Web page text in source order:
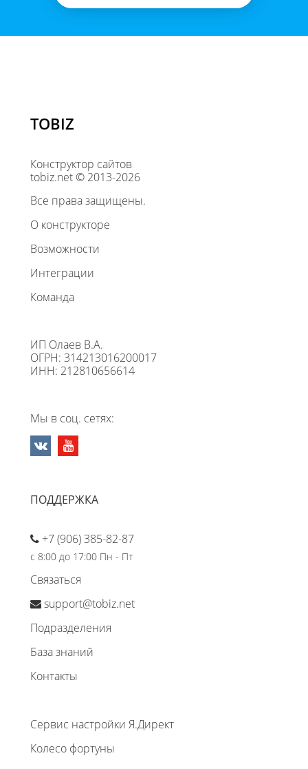
TOBIZ
Конструктор сайтов
tobiz.net © 2013-2026
Все права защищены.
О конструкторе
Возможности
Интеграции
Команда
ИП Олаев В.А.
ОГРН: 314213016200017
ИНН: 212810656614
Мы в соц. сетях:
ПОДДЕРЖКА
+7 (906) 385-82-87
с 8:00 до 17:00 Пн - Пт
Связаться
support@tobiz.net
Подразделения
База знаний
Контакты
Сервис настройки Я.Директ
Колесо фортуны